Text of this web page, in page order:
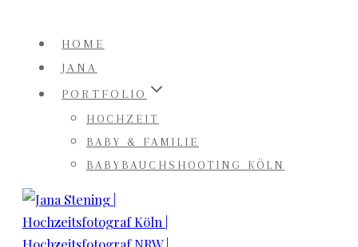
Inhalt
springen
HOME
JANA
PORTFOLIO
HOCHZEIT
BABY & FAMILIE
BABYBAUCHSHOOTING KÖLN